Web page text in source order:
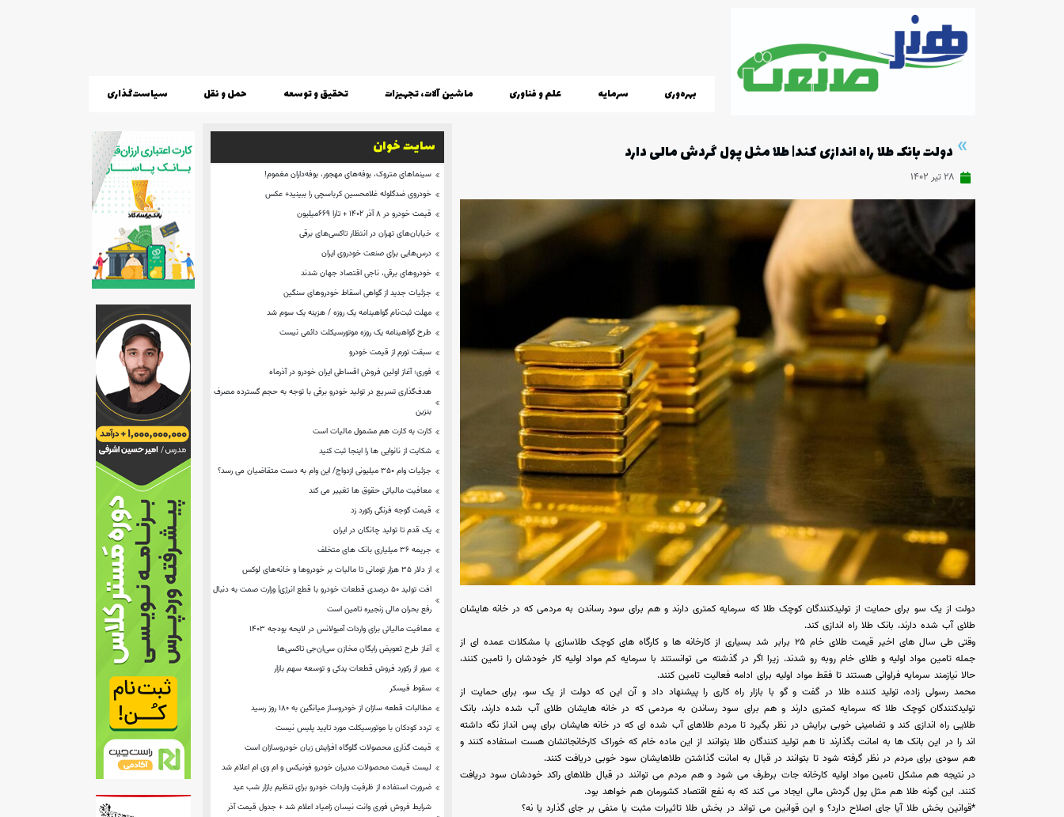
بهره‌وری سرمایه علم و فناوری ماشین آلات، تجهیزات تحقیق و توسعه حمل و نقل سیاست‌گذاری
» دولت بانک طلا راه اندازی کند| طلا مثل پول گردش مالی دارد
۲۸ تیر ۱۴۰۲
دولت از یک سو برای حمایت از تولیدکنندگان کوچک طلا که سرمایه کمتری دارند و هم برای سود رساندن به مردمی که در خانه هایشان
طلای آب شده دارند، بانک طلا راه اندازی کند.
وقتی طی سال های اخیر قیمت طلای خام ۲۵ برابر شد بسیاری از کارخانه ها و کارگاه های کوچک طلاسازی با مشکلات عمده ای از
جمله تامین مواد اولیه و طلای خام روبه رو شدند. زیرا اگر در گذشته می توانستند با سرمایه کم مواد اولیه کار خودشان را تامین کنند،
حالا نیازمند سرمایه فراوانی هستند تا فقط مواد اولیه برای ادامه فعالیت تامین کنند.
محمد رسولی زاده، تولید کننده طلا در گفت و گو با بازار راه کاری را پیشنهاد داد و آن این که دولت از یک سو، برای حمایت از
تولیدکنندگان کوچک طلا که سرمایه کمتری دارند و هم برای سود رساندن به مردمی که در خانه هایشان طلای آب شده دارند، بانک
طلایی راه اندازی کند و تضامینی خوبی برایش در نظر بگیرد تا مردم طلاهای آب شده ای که در خانه هایشان برای پس انداز نگه داشته
اند را در این بانک ها به امانت بگذارند تا هم تولید کنندگان طلا بتوانند از این ماده خام که خوراک کارخانجاتشان هست استفاده کنند و
هم سودی برای مردم در نظر گرفته شود تا بتوانند در قبال به امانت گذاشتن طلاهایشان سود خوبی دریافت کنند.
در نتیجه هم مشکل تامین مواد اولیه کارخانه جات برطرف می شود و هم مردم می توانند در قبال طلاهای راکد خودشان سود دریافت
کنند. این گونه طلا هم مثل پول گردش مالی ایجاد می کند که به نفع اقتصاد کشورمان هم خواهد بود.
*قوانین بخش طلا آیا جای اصلاح دارد؟ و این قوانین می تواند در بخش طلا تاثیرات مثبت یا منفی بر جای گذارد یا نه؟
سایت خوان
سینماهای متروک، بوفه‌های مهجور، بوفه‌داران مغموم!
خودروی ضدگلوله غلامحسین کرباسچی را ببینید+ عکس
قیمت خودرو در ۸ آذر ۱۴۰۲ + تارا ۶۶۹میلیون
خیابان‌های تهران در انتظار تاکسی‌های برقی
درس‌هایی برای صنعت خودروی ایران
خودروهای برقی، ناجی اقتصاد جهان شدند
جزئیات جدید از گواهی اسقاط خودروهای سنگین
مهلت ثبت‌نام گواهینامه یک روزه / هزینه یک سوم شد
طرح گواهینامه یک روزه موتورسیکلت دائمی نیست
سبقت تورم از قیمت خودرو
فوری؛ آغاز اولین فروش اقساطی ایران خودرو در آذرماه
هدف‌گذاری تسریع در تولید خودرو برقی با توجه به حجم گسترده مصرف‌
بنزین
کارت به کارت هم مشمول مالیات است
شکایت از نانوایی ها را اینجا ثبت کنید
جزئیات وام ۳۵۰ میلیونی ازدواج/ این وام به دست متقاضیان می رسد؟
معافیت مالیاتی حقوق ها تغییر می کند
قیمت گوجه فرنگی رکورد زد
یک قدم تا تولید چانگان در ایران
جریمه ۳۶ میلیاری بانک های متخلف
از دلار ۳۵ هزار تومانی تا مالیات بر خودروها و خانه‌های لوکس
افت تولید ۵۰ درصدی قطعات خودرو با قطع انرژی| وزارت صمت به دنبال
رفع بحران مالی زنجیره تامین است
معافیت مالیاتی برای واردات آمبولانس در لایحه بودجه ۱۴۰۳
آغاز طرح تعویض رایگان مخازن سی‌ان‌جی تاکسی‌ها
عبور از ركورد فروش قطعات یدكی و توسعه سهم بازار
سقوط فیسکر
مطالبات قطعه سازان از خودروساز میانگین به ۱۸۰ روز رسید
تردد کودکان با موتورسیکلت مورد تایید پلیس نیست
قیمت‌ گذاری محصولات گلوگاه افزایش زیان خودروسازان است
لیست قیمت محصولات مدیران خودرو فونیکس و ام وی ام اعلام شد
ضرورت استفاده از ظرفیت واردات خودرو برای تنظیم بازار شب عید
شرایط فروش فوری وانت نیسان زامیاد اعلام شد + جدول قیمت آذر